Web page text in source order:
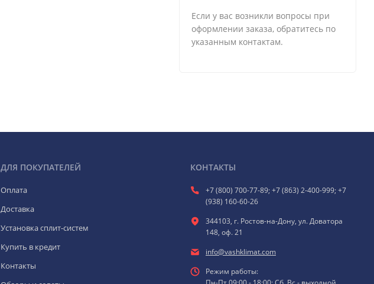
Если у вас возникли вопросы при
оформлении заказа, обратитесь по
указанным контактам.
ДЛЯ ПОКУПАТЕЛЕЙ
Оплата
Доставка
Установка сплит-систем
Купить в кредит
Контакты
КОНТАКТЫ
+7 (800) 700-77-89; +7 (863) 2-400-999; +7
(938) 160-60-26
344103, г. Ростов-на-Дону, ул. Доватора
148, оф. 21
info@vashklimat.com
Режим работы: